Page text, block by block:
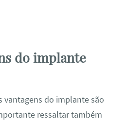
do implante
vantagens do implante são
ressaltar também